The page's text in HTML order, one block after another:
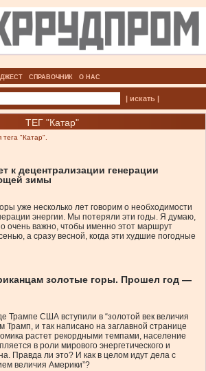
СПРАВОЧНИК О НАС
| искать |
ТЕГ "Катар"
тега "Катар".
к децентрализации генерации
зимы
уже несколько лет говорим о необходимости
энергии. Мы потеряли эти годы. Я думаю,
очень важно, чтобы именно этот маршрут
а сразу весной, когда эти худшие погодные
золотые горы. Прошел год —
Трампе США вступили в “золотой век величия
Трамп, и так написано на заглавной странице
растет рекордными темпами, население
в роли мирового энергетического и
Правда ли это? И как в целом идут дела с
величия Америки”?